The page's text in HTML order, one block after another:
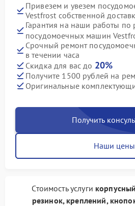
Привезем и увезем
Vestfrost собственной
Гарантия на наши работы по
посудомоечных машин
Срочный ремонт
в течении часа
Скидка для вас до 20%
Получите 1500 рублей на
Оригинальные
Получить
Наши цены
Стоимость услуги
резинок, креплений,